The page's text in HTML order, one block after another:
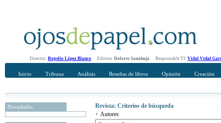
Director: Rogelio López Blanco Editora: Dolores Sanahuja Responsable TI: Vidal Vidal
Inicio Tribuna Análisis Reseñas de libros Opinión Creación
Novedades
Revista: Criterios de búsqueda
Autores